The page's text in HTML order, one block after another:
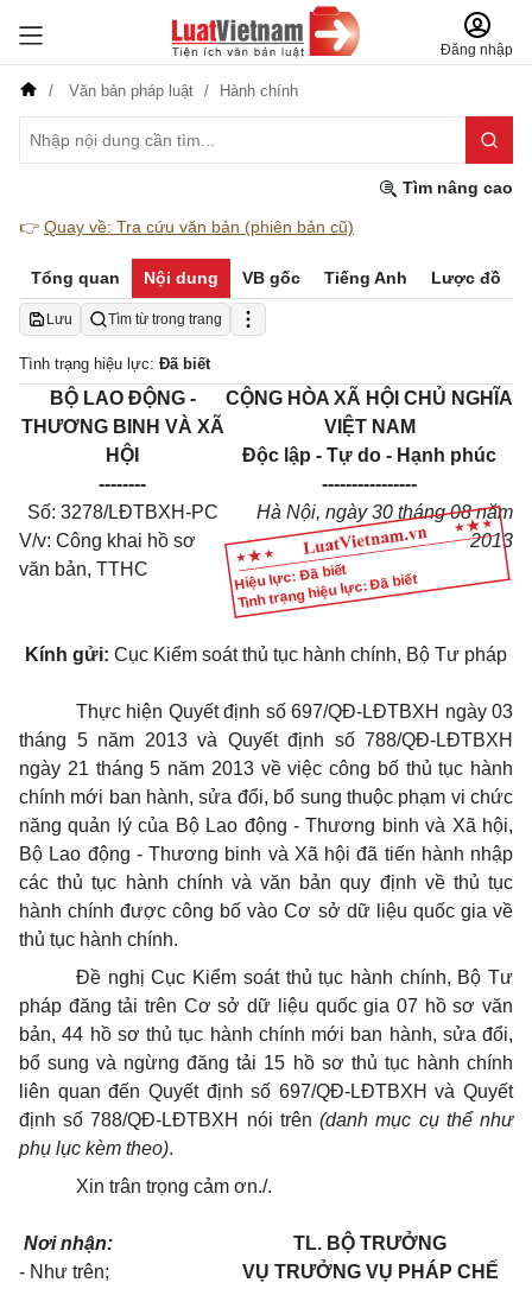
Đăng nhập
Văn bản pháp luật Hành chính
Tìm nâng cao
👉 Quay về: Tra cứu văn bản (phiên bản cũ)
Tổng quan Nội dung VB gốc Tiếng Anh Lược đồ
Lưu Tìm từ trong trang
Tình trạng hiệu lực: Đã biết
Hiệu lực: Đã biết
Tình trạng hiệu lực: Đã biết
BỘ LAO ĐỘNG -
THƯƠNG BINH VÀ XÃ
HỘI
--------
Số: 3278/LĐTBXH-PC
V/v: Công khai hồ sơ
văn bản, TTHC
CỘNG HÒA XÃ HỘI CHỦ NGHĨA
VIỆT NAM
Độc lập - Tự do - Hạnh phúc
----------------
Hà Nội, ngày 30 tháng 08 năm
2013
Kính gửi: Cục Kiểm soát thủ tục hành chính, Bộ Tư pháp
Thực hiện Quyết định số 697/QĐ-LĐTBXH ngày 03
tháng 5 năm 2013 và Quyết định số 788/QĐ-LĐTBXH
ngày 21 tháng 5 năm 2013 về việc công bố thủ tục hành
chính mới ban hành, sửa đổi, bổ sung thuộc phạm vi chức
năng quản lý của Bộ Lao động - Thương binh và Xã hội,
Bộ Lao động - Thương binh và Xã hội đã tiến hành nhập
các thủ tục hành chính và văn bản quy định về thủ tục
hành chính được công bố vào Cơ sở dữ liệu quốc gia về
thủ tục hành chính.
Đề nghị Cục Kiểm soát thủ tục hành chính, Bộ Tư
pháp đăng tải trên Cơ sở dữ liệu quốc gia 07 hồ sơ văn
bản, 44 hồ sơ thủ tục hành chính mới ban hành, sửa đổi,
bổ sung và ngừng đăng tải 15 hồ sơ thủ tục hành chính
liên quan đến Quyết định số 697/QĐ-LĐTBXH và Quyết
định số 788/QĐ-LĐTBXH nói trên(danh mục cụ thể như
phụ lục kèm theo).
Xin trân trọng cảm ơn./.
Nơi nhận:
- Như trên;
TL. BỘ TRƯỞNG
VỤ TRƯỞNG VỤ PHÁP CHẾ